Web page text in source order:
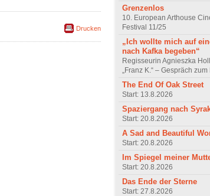
Drucken
Grenzenlos
10. European Arthouse
Festival 11/25
„Ich wollte mich auf
nach Kafka begeben“
Regisseurin Agnieszka
„Franz K.“ – Gespräch
The End Of Oak Street
Start: 13.8.2026
Spaziergang nach
Start: 20.8.2026
A Sad and Beautiful
Start: 20.8.2026
Im Spiegel meiner
Start: 20.8.2026
Das Ende der Sterne
Start: 27.8.2026